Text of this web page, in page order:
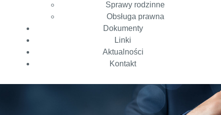
Sprawy rodzinne
Obsługa prawna
Dokumenty
Linki
Aktualności
Kontakt